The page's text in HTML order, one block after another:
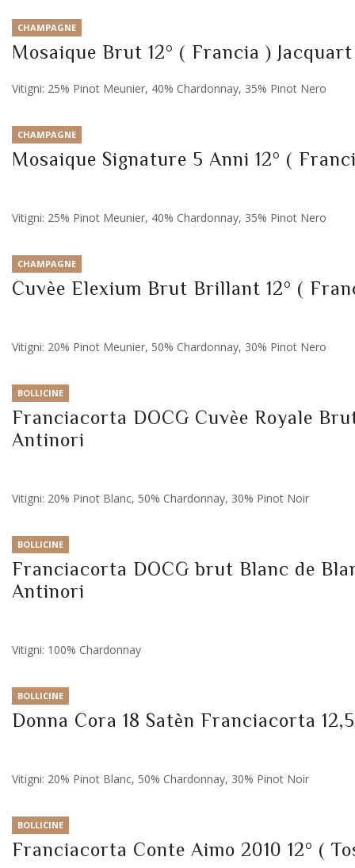
CHAMPAGNE
Mosaique Brut 12° ( Francia ) Jacquart
Vitigni: 25% Pinot Meunier, 40% Chardonnay, 35% Pinot Nero
CHAMPAGNE
Mosaique Signature 5 Anni 12° (
Vitigni: 25% Pinot Meunier, 40% Chardonnay, 35% Pinot Nero
CHAMPAGNE
Cuvèe Elexium Brut Brillant 12° (
Vitigni: 20% Pinot Meunier, 50% Chardonnay, 30% Pinot Nero
BOLLICINE
Franciacorta DOCG Cuvèe Royale
Antinori
Vitigni: 20% Pinot Blanc, 50% Chardonnay, 30% Pinot Noir
BOLLICINE
Franciacorta DOCG brut Blanc de
Antinori
Vitigni: 100% Chardonnay
BOLLICINE
Donna Cora 18 Satèn Franciacorta
Vitigni: 20% Pinot Blanc, 50% Chardonnay, 30% Pinot Noir
BOLLICINE
Franciacorta Conte Aimo 2010 12° (